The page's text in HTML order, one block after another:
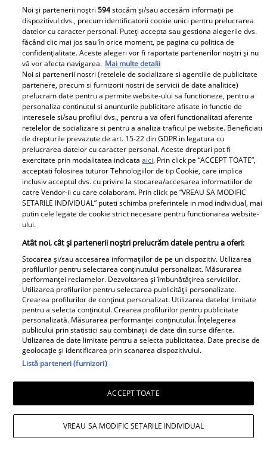
Cabral rupe tăcerea după
divorțul de Andreea Ibacka. „Nu
mi-a convenit să spun asta cu
voce tare. M-a afectat”
Elle
O mai ții minte pe Janine Sârbu?
Cum arată și cu ce se ocupă
acum fosta soție a lui Adrian
apreciate modele din anii 90. A
fost decorată recent de
Ministerul Culturii din Franța.
Foto
Noi dezvăluiri despre relația
actuală dintre Andreea Popescu
și Dan Alexa. Relația ei
Noi și partenerii noștri594stocăm și/sau accesăm informații pe
dispozitivul dvs., precum identificatorii cookie unici pentru prelucrarea
datelor cu caracter personal. Puteți accepta sau gestiona alegerile dvs.
făcând clic mai jos sau în orice moment, pe pagina cu politica de
confidențialitate. Aceste alegeri vor fi raportate partenerilor noștri și nu
vă vor afecta navigarea. Mai multe detalii
Noi si partenerii nostri (retelele de socializare si agentiile de publicitate
partenere, precum si furnizorii nostri de servicii de date analitice)
prelucram date pentru a permite website-ului sa functioneze, pentru a
personaliza continutul si anunturile publicitare afisate in functie de
interesele si/sau profilul dvs., pentru a va oferi functionalitati aferente
retelelor de socializare si pentru a analiza traficul pe website. Beneficiati
de drepturile prevazute de art. 15-22 din GDPR in legatura cu
prelucrarea datelor cu caracter personal. Aceste drepturi pot fi
exercitate prin modalitatea indicataaici. Prin click pe “ACCEPT TOATE”,
acceptati folosirea tuturor Tehnologiilor de tip Cookie, care implica
inclusiv acceptul dvs. cu privire la stocarea/accesarea informatiilor de
catre Vendor-ii cu care colaboram. Prin click pe “VREAU SA MODIFIC
SETARILE INDIVIDUAL” puteti schimba preferintele in mod individual, mai
putin cele legate de cookie strict necesare pentru functionarea website-
ului.
Atât noi, cât și partenerii noștri prelucrăm datele pentru a oferi:
Stocarea și/sau accesarea informațiilor de pe un dispozitiv. Utilizarea
profilurilor pentru selectarea conținutului personalizat. Măsurarea
performanței reclamelor. Dezvoltarea și îmbunătățirea serviciilor.
Utilizarea profilurilor pentru selectarea publicității personalizate.
Crearea profilurilor de conținut personalizat. Utilizarea datelor limitate
pentru a selecta conținutul. Crearea profilurilor pentru publicitate
personalizată. Măsurarea performanței conținutului. Înțelegerea
publicului prin statistici sau combinații de date din surse diferite.
Utilizarea de date limitate pentru a selecta publicitatea. Date precise de
geolocație și identificarea prin scanarea dispozitivului.
Listă parteneri (furnizori)
ACCEPT TOATE
VREAU SA MODIFIC SETARILE INDIVIDUAL